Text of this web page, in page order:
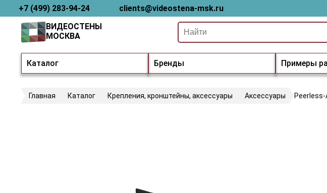
+7 (499) 283-94-24 clients@videostena-msk.ru
Каталог Бренды Примеры
ВИДЕОСТЕНЫ
МОСКВА
Главная Каталог Крепления, кронштейны, аксессуары Аксессуары Peerless-